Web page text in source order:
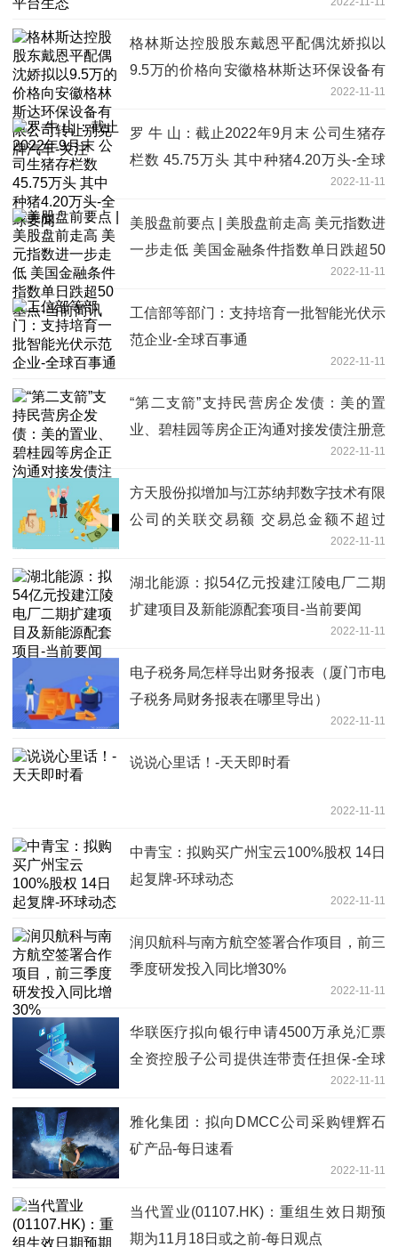
格林斯达控股股东戴恩平配偶沈娇拟以
9.5万的价格向安徽格林斯达环保设备有
2022-11-11
罗 牛 山：截止2022年9月末 公司生猪存
栏数 45.75万头 其中种猪4.20万头-全球
2022-11-11
美股盘前要点 | 美股盘前走高 美元指数进
一步走低 美国金融条件指数单日跌超50
2022-11-11
工信部等部门：支持培育一批智能光伏示
范企业-全球百事通
2022-11-11
“第二支箭”支持民营房企发债：美的置
业、碧桂园等房企正沟通对接发债注册意
2022-11-11
方天股份拟增加与江苏纳邦数字技术有限
公司的关联交易额 交易总金额不超过
2022-11-11
湖北能源：拟54亿元投建江陵电厂二期
扩建项目及新能源配套项目-当前要闻
2022-11-11
电子税务局怎样导出财务报表（厦门市电
子税务局财务报表在哪里导出）
2022-11-11
​说说心里话！-天天即时看
2022-11-11
中青宝：拟购买广州宝云100%股权 14日
起复牌-环球动态
2022-11-11
润贝航科与南方航空签署合作项目，前三
季度研发投入同比增30%
2022-11-11
华联医疗拟向银行申请4500万承兑汇票
全资控股子公司提供连带责任担保-全球
2022-11-11
雅化集团：拟向DMCC公司采购锂辉石
矿产品-每日速看
2022-11-11
当代置业(01107.HK)：重组生效日期预
期为11月18日或之前-每日观点